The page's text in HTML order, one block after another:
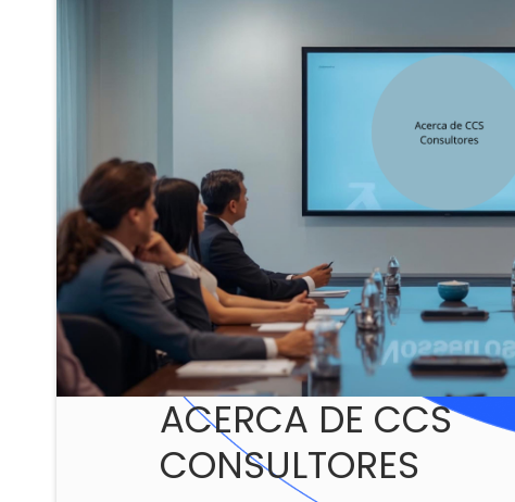
Perseguimos la
La garantía nuestra es la calidad y excelencia permanente.
detalle las instrucciones y validamos de forma conjunta para
Tenemos un equipo de personas realmente entregadas a
independiente de las verticales de negocio con las que
Conocer detalles
ACERCA DE CCS
CONSULTORES